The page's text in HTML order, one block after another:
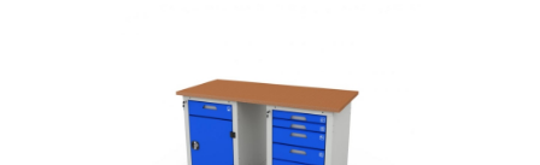
Верстаки слесарные и рабочие места WOKER PRO
Верстаки слесарные и рабочие места SMART ДВК